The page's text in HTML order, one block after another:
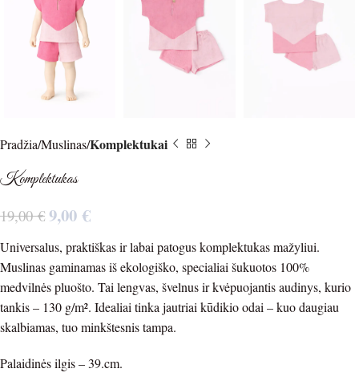
Pradžia MuslinasKomplektukai
Komplektukas
19,00€ 9,00€
Universalus, praktiškas ir labai patogus komplektukas mažyliui.
Muslinas gaminamas iš ekologiško, specialiai šukuotos 100%
medvilnės pluošto. Tai lengvas, švelnus ir kvėpuojantis audinys, kurio
tankis – 130 g/m². Idealiai tinka jautriai kūdikio odai – kuo daugiau
skalbiamas, tuo minkštesnis tampa.
Palaidinės ilgis – 39.cm.